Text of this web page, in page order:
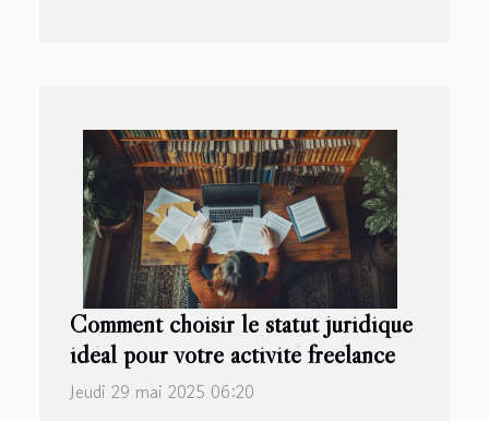
Comment choisir le statut juridique
idéal pour votre activité freelance
Jeudi 29 mai 2025 06:20